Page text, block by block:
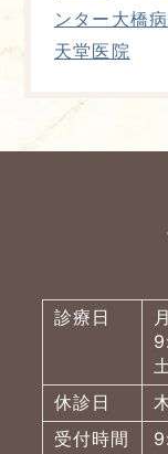
ンター大橋
天堂医院
診療日
休診日
受付時間